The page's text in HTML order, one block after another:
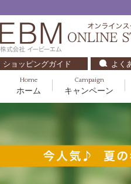
ショッピングガイド よく
Home
ホーム
Campaign
キャンペーン
くすみ・透明感
毛穴・ニキビ
ダイエット・すっきり
基礎化粧品
健美食品
キッズ・ベビー
30代
クレンジング
化粧水
ブルームオーラ.
ナチュラルバイブレーション
マザーズエンブレイス